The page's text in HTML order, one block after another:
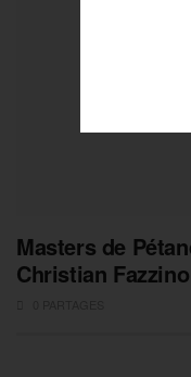
Masters de
Christian Fazzino